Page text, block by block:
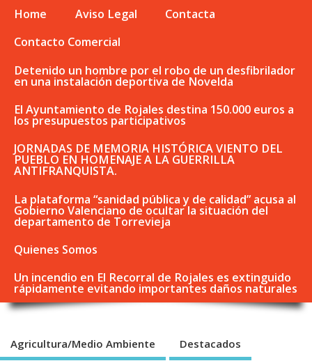
Home Aviso Legal
Contacta
Contacto Comercial
Detenido un hombre por el robo de un desfibrilador
en una instalación deportiva de Novelda
El Ayuntamiento de Rojales destina 150.000 euros a
los presupuestos participativos
JORNADAS DE MEMORIA HISTÓRICA VIENTO DEL
PUEBLO EN HOMENAJE A LA GUERRILLA
ANTIFRANQUISTA.
La plataforma “sanidad pública y de calidad” acusa al
Gobierno Valenciano de ocultar la situación del
departamento de Torrevieja
Quienes Somos
Un incendio en El Recorral de Rojales es extinguido
rápidamente evitando importantes daños naturales
Agricultura/Medio Ambiente Destacados